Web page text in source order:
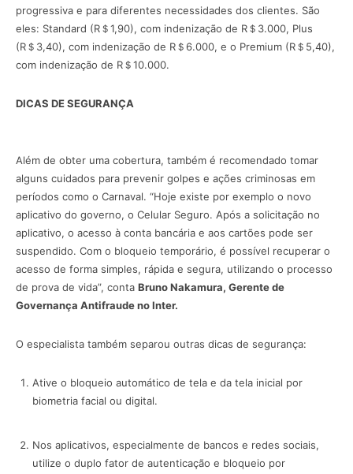
progressiva e para diferentes necessidades dos clientes. São
eles: Standard (R＄1,90), com indenização de R＄3.000, Plus
(R＄3,40), com indenização de R＄6.000, e o Premium (R＄5,40),
com indenização de R＄10.000.
DICAS DE SEGURANÇA
Além de obter uma cobertura, também é recomendado tomar
alguns cuidados para prevenir golpes e ações criminosas em
períodos como o Carnaval. “Hoje existe por exemplo o novo
aplicativo do governo, o Celular Seguro. Após a solicitação no
aplicativo, o acesso à conta bancária e aos cartões pode ser
suspendido. Com o bloqueio temporário, é possível recuperar o
acesso de forma simples, rápida e segura, utilizando o processo
de prova de vida”, conta Bruno Nakamura, Gerente de
Governança Antifraude no Inter.
O especialista também separou outras dicas de segurança:
Ative o bloqueio automático de tela e da tela inicial por
biometria facial ou digital.
Nos aplicativos, especialmente de bancos e redes sociais,
utilize o duplo fator de autenticação e bloqueio por